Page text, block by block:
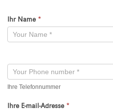
Kontaktformular
-
Ihr Name *
Ihre Telefonnummer
Ihre E-mail-Adresse *